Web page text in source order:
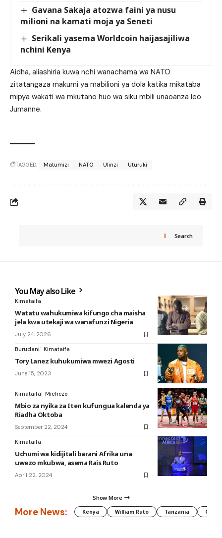
Gavana Sakaja atozwa faini ya nusu
milioni na kamati moja ya Seneti
Serikali yasema Worldcoin haijasajiliwa
nchini Kenya
Aidha, aliashiria kuwa nchi wanachama wa NATO
zitatangaza makumi ya mabilioni ya dola katika mikataba
mipya wakati wa mkutano huo wa siku mbili unaoanza leo
Jumanne.
TAGGED: Matumizi NATO Ulinzi Uturuki
Search
You May also Like
Kimataifa
Watatu wahukumiwa kifungo cha maisha
jela kwa utekaji wa wanafunzi Nigeria
July 24, 2026
Burudani Kimataifa
Tory Lanez kuhukumiwa mwezi Agosti
June 15, 2023
Kimataifa Michezo
Mbio za nyika za Iten kufungua kalenda ya
Riadha Oktoba
September 22, 2024
Kimataifa
Uchumi wa kidijitali barani Afrika una
uwezo mkubwa, asema Rais Ruto
April 22, 2024
Show More
More News: Kenya William Ruto Tanzania CAF